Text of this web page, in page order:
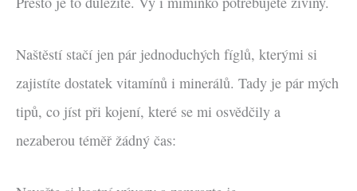
Naštěstí stačí jen pár jednoduchých fíglů, kterými si
zajistíte dostatek vitamínů i minerálů. Tady je pár mých
tipů, co jíst při kojení, které se mi osvědčily a
nezaberou téměř žádný čas: